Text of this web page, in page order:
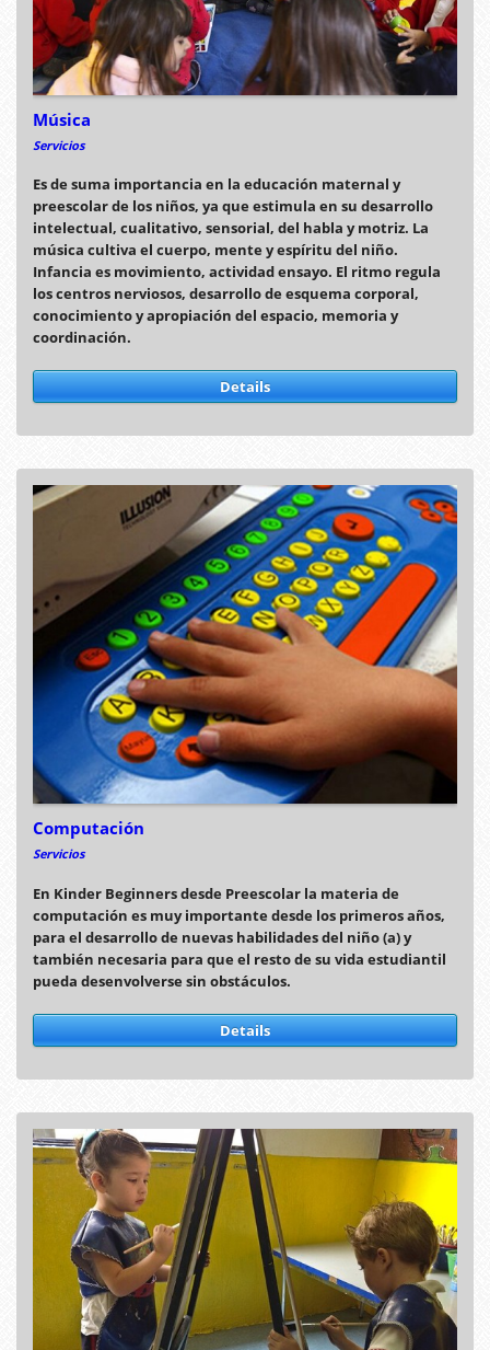
Música
Servicios
Es de suma importancia en la educación maternal y
preescolar de los niños, ya que estimula en su desarrollo
intelectual, cualitativo, sensorial, del habla y motriz. La
música cultiva el cuerpo, mente y espíritu del niño.
Infancia es movimiento, actividad ensayo. El ritmo regula
los centros nerviosos, desarrollo de esquema corporal,
conocimiento y apropiación del espacio, memoria y
coordinación.
Details
Computación
Servicios
En Kinder Beginners desde Preescolar la materia de
computación es muy importante desde los primeros años,
para el desarrollo de nuevas habilidades del niño (a) y
también necesaria para que el resto de su vida estudiantil
pueda desenvolverse sin obstáculos.
Details